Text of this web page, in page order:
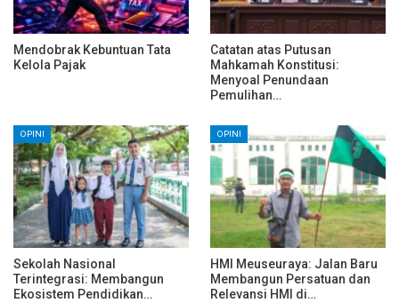
Mendobrak Kebuntuan Tata
Kelola Pajak
Catatan atas Putusan
Mahkamah Konstitusi:
Menyoal Penundaan
Pemulihan…
OPINI
Sekolah Nasional
Terintegrasi: Membangun
Ekosistem Pendidikan…
OPINI
HMI Meuseuraya: Jalan Baru
Membangun Persatuan dan
Relevansi HMI di…